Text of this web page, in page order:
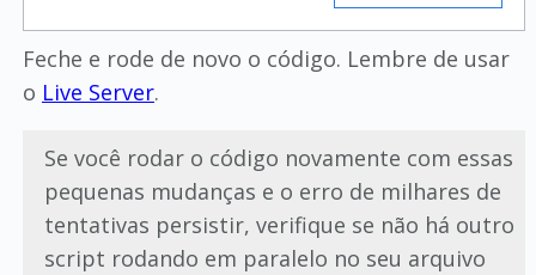
Feche e rode de novo o código. Lembre de usar
o Live Server.
Se você rodar o código novamente com essas
pequenas mudanças e o erro de milhares de
tentativas persistir, verifique se não há outro
script rodando em paralelo no seu arquivo